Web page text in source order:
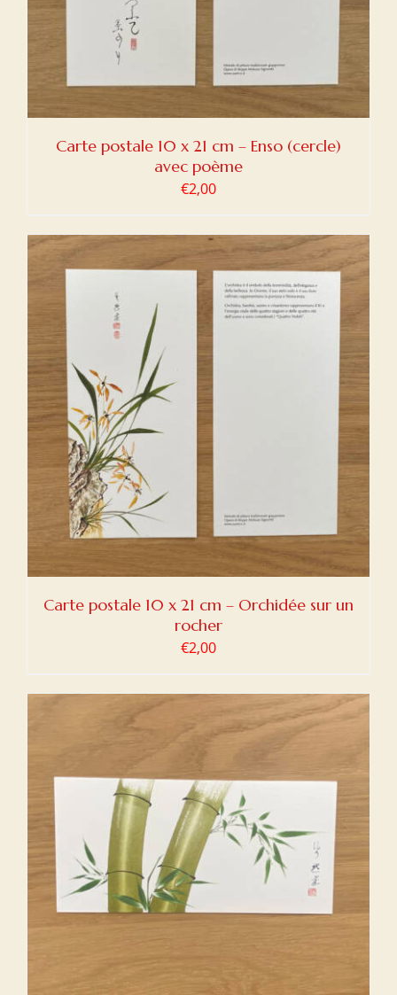
Carte postale 10 x 21 cm – Enso (cercle)
avec poème
€2,00
Carte postale 10 x 21 cm – Orchidée sur un
rocher
€2,00